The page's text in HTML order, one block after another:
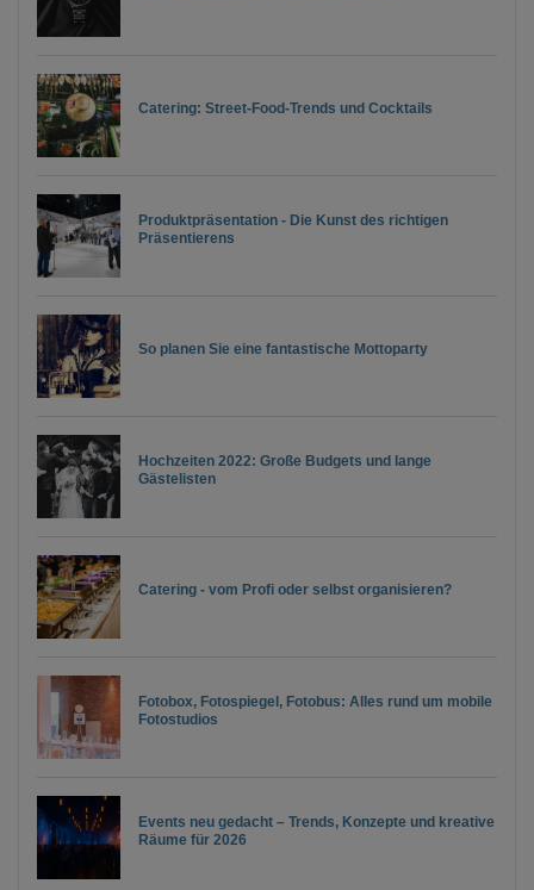
Catering: Street-Food-Trends und Cocktails
Produktpräsentation - Die Kunst des richtigen
Präsentierens
So planen Sie eine fantastische Mottoparty
Hochzeiten 2022: Große Budgets und lange
Gästelisten
Catering - vom Profi oder selbst organisieren?
Fotobox, Fotospiegel, Fotobus: Alles rund um mobile
Fotostudios
Events neu gedacht – Trends, Konzepte und kreative
Räume für 2026